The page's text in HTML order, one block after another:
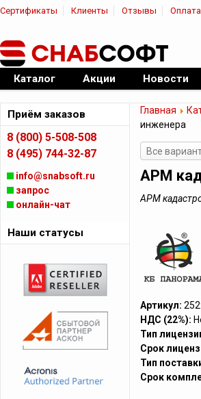
Сертификаты Клиенты Отзывы
Официальный дилер ПО
Каталог Акции Новости
Главная
инженера
Все
АРМ
АРМ
Артикул:
НДС (22%):
Тип
Срок
Тип
Срок
Приём заказов
8 (800) 5-508-508
8 (495) 744-32-87
info@snabsoft.ru
запрос
онлайн-чат
Наши статусы